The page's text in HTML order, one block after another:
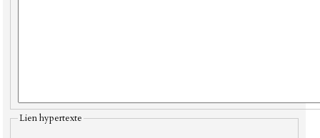
Lien hypertexte